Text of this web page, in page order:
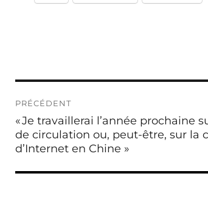
de
l’article
PRÉCÉDENT
Publication
précédente :
« Je travaillerai l’année prochaine
de circulation ou, peut-être, sur la
d’Internet en Chine »